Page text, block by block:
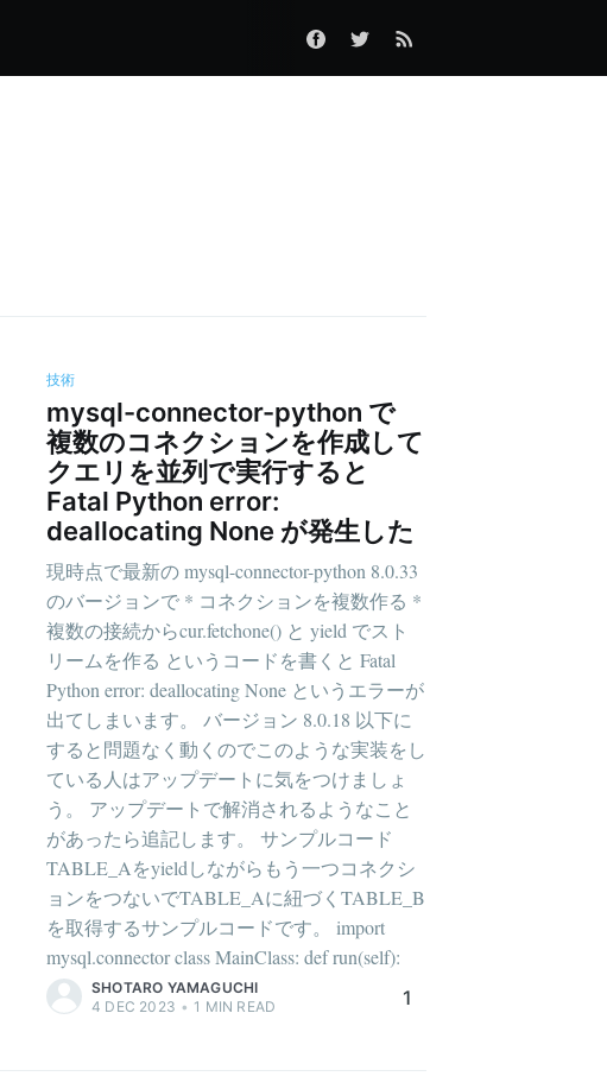
技術
mysql-connector-python で
複数のコネクションを作成して
クエリを並列で実行すると
Fatal Python error:
deallocating None が発生した
現時点で最新の mysql-connector-python 8.0.33
のバージョンで * コネクションを複数作る *
複数の接続からcur.fetchone() と yield でスト
リームを作る というコードを書くと Fatal
Python error: deallocating None というエラーが
出てしまいます。 バージョン 8.0.18 以下に
すると問題なく動くのでこのような実装をし
ている人はアップデートに気をつけましょ
う。 アップデートで解消されるようなこと
があったら追記します。 サンプルコード
TABLE_Aをyieldしながらもう一つコネクシ
ョンをつないでTABLE_Aに紐づくTABLE_B
を取得するサンプルコードです。 import
mysql.connector class MainClass: def run(self):
SHOTARO YAMAGUCHI
4 DEC 2023 • 1 MIN READ 1